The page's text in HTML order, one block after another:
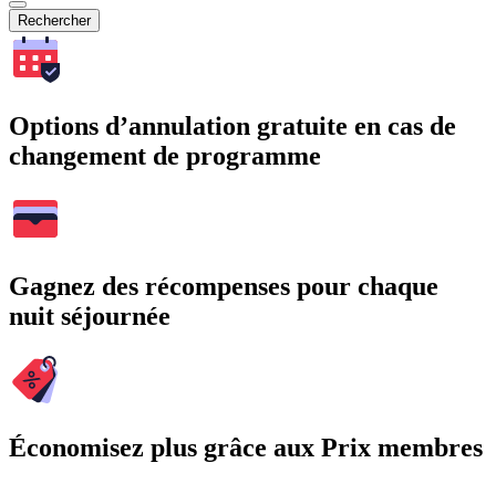
Rechercher
Options d’annulation gratuite en cas de
changement de programme
Gagnez des récompenses pour chaque
nuit séjournée
Économisez plus grâce aux Prix membres